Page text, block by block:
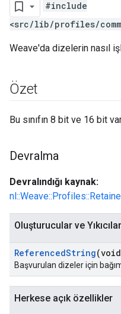
#include
<src/lib/profiles/
Weave'da dizelerin nasıl
Özet
Bu sınıfın 8 bit ve 16 bit
Devralma
Devralındığı kaynak:
Oluşturucular ve Yıkıcılar
ReferencedString
Başvurulan dizeler için
Herkese açık özellikler